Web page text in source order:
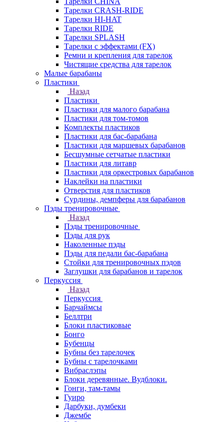
Тарелки CRASH-RIDE
Тарелки HI-HAT
Тарелки RIDE
Тарелки SPLASH
Тарелки с эффектами (FX)
Ремни и крепления для тарелок
Чистящие средства для тарелок
Малые барабаны
Пластики
Назад
Пластики
Пластики для малого барабана
Пластики для том-томов
Комплекты пластиков
Пластики для бас-барабана
Пластики для маршевых барабанов
Бесшумные сетчатые пластики
Пластики для литавр
Пластики для оркестровых барабанов
Наклейки на пластики
Отверстия для пластиков
Сурдины, демпферы для барабанов
Пэды тренировочные
Назад
Пэды тренировочные
Пэды для рук
Наколенные пэды
Пэды для педали бас-барабана
Стойки для тренировочных пэдов
Заглушки для барабанов и тарелок
Перкуссия
Назад
Перкуссия
Барчаймсы
Беллтри
Блоки пластиковые
Бонго
Бубенцы
Бубны без тарелочек
Бубны с тарелочками
Вибраслэпы
Блоки деревянные. Вудблоки.
Гонги, там-тамы
Гуиро
Дарбуки, думбеки
Джембе